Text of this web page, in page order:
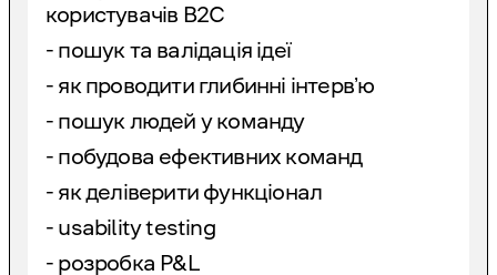
користувачів B2C
- пошук та валідація ідеї
- як проводити глибинні інтервʼю
- пошук людей у команду
- побудова ефективних команд
- як деліверити функціонал
- usability testing
- розробка P&L